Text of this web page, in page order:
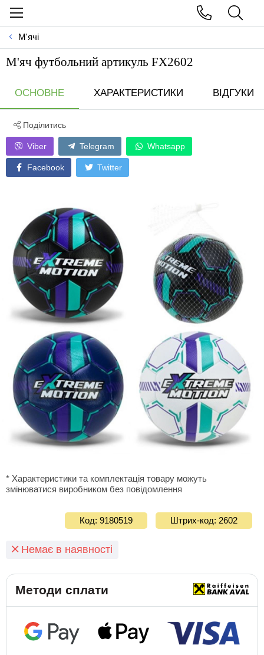
М'ячі
М'яч футбольний артикуль FX2602
ОСНОВНЕ ХАРАКТЕРИСТИКИ ВІДГУКИ
Поділитись
Viber Telegram Whatsapp
Facebook Twitter
* Характеристики та комплектація товару можуть
змінюватися виробником без повідомлення
Код: 9180519 Штрих-код: 2602
Немає в наявності
Методи сплати